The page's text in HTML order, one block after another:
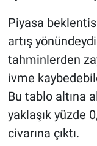
Piyasa
artış
tahminlerden
ivme
Bu tablo altına
yaklaşık yüzde
civarına çıktı.